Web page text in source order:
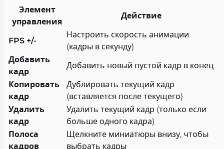
Элемент
управления
Действие
FPS +/-
Настроить скорость анимации
(кадры в секунду)
Добавить
кадр
Добавить новый пустой кадр в конец
Копировать
кадр
Дублировать текущий кадр
(вставляется после текущего)
Удалить
кадр
Удалить текущий кадр (только если
больше одного кадра)
Полоса
кадров
Щелкните миниатюры внизу, чтобы
выбрать кадры